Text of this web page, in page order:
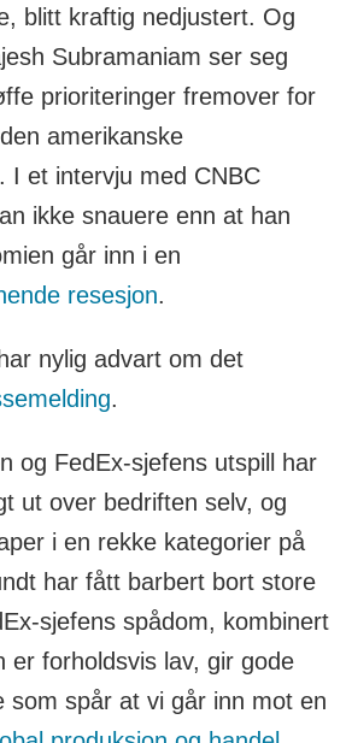
i produksjonsindustrien.
ved UiO innen
fag.
som står for
egen regning.
blitt kraftig nedjustert. Og
Subramaniam ser seg
prioriteringer fremover for
amerikanske
I et intervju med CNBC
ikke snauere enn at han
går inn i en
resesjon.
nylig advart om det
.
og FedEx-sjefens utspill har
ut over bedriften selv, og
i en rekke kategorier på
har fått barbert bort store
sjefens spådom, kombinert
er forholdsvis lav, gir gode
som spår at vi går inn mot en